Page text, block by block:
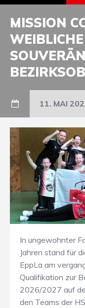
MISSION
11. MAI
In ungewohnter
Jahren stand für
EppLa am
Qualifikation zur
2026/2027 auf
den Teams der